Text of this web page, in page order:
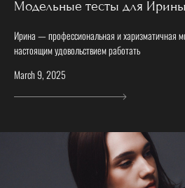
Модельные тесты для Ирины
Ирина — профессиональная и харизматичная
настоящим удовольствием работать
March 9, 2025